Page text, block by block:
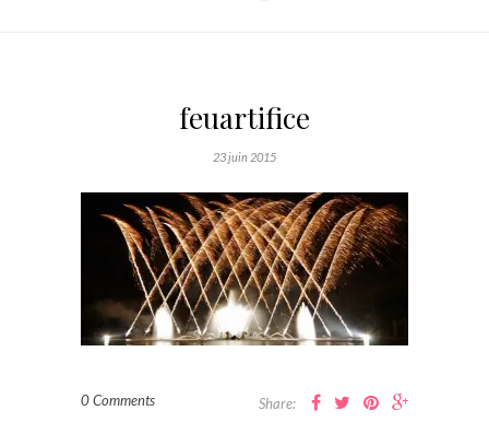
feuartifice
23 juin 2015
0 Comments Share: